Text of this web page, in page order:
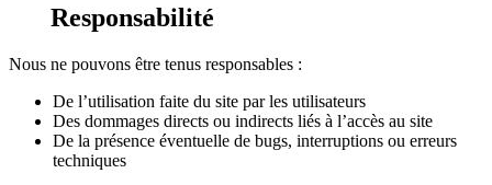
Responsabilité
Nous ne pouvons être tenus responsables :
De l’utilisation faite du site par les utilisateurs
Des dommages directs ou indirects liés à l’accès au site
De la présence éventuelle de bugs, interruptions ou erreurs
techniques